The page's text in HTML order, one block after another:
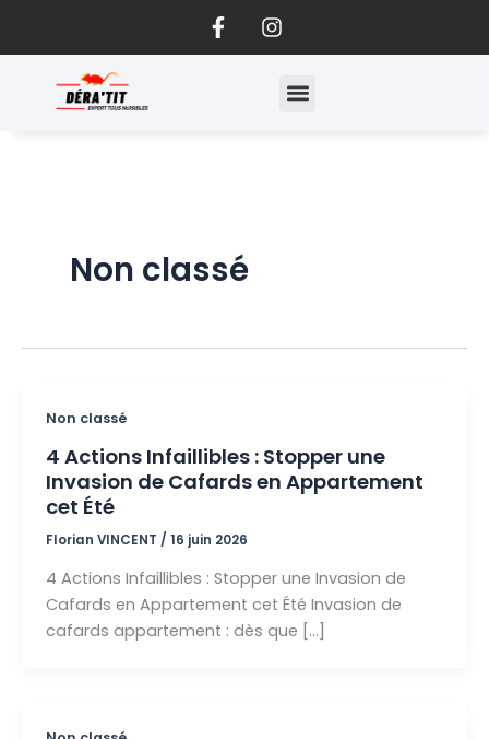
F
a
c
I
n
s
Non classé
Non classé
4 Actions Infaillibles : Stopper une
Invasion de Cafards en Appartement
cet Été
Florian VINCENT / 16 juin 2026
4 Actions Infaillibles : Stopper une Invasion de
Cafards en Appartement cet Été Invasion de
cafards appartement : dès que […]